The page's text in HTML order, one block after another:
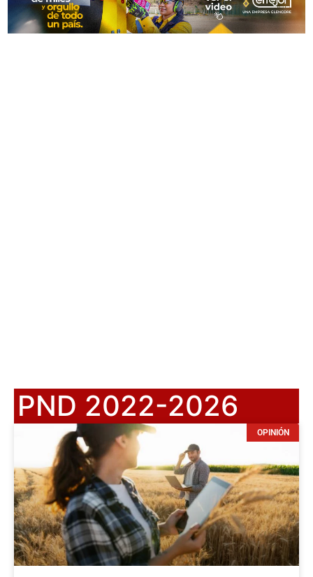
PND 2022-2026
OPINIÓN